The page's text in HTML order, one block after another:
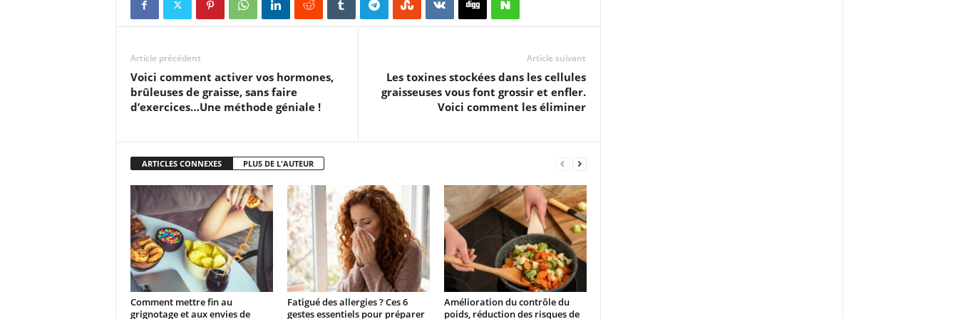
Article précédent
Voici comment activer vos hormones,
brûleuses de graisse, sans faire
d’exercices…Une méthode géniale !
Article suivant
Les toxines stockées dans les cellules
graisseuses vous font grossir et enfler.
Voici comment les éliminer
ARTICLES CONNEXES PLUS DE L'AUTEUR
Comment mettre fin au
grignotage et aux envies de
Fatigué des allergies ? Ces 6
gestes essentiels pour préparer
Amélioration du contrôle du
poids, réduction des risques de